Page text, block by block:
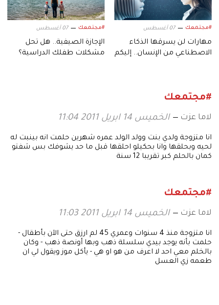
#مجتمعك 07 أغسطس
مهارات لن يسرقها الذكاء
الاصطناعي من الإنسان.. إليكم
#مجتمعك 07 أغسطس
الإجازة الصيفية.. هل تحل
مشكلات طفلك الدراسية؟
#مجتمعك
لاما عزت الخميس 14 ابريل 2011 11:04
انا متزوجة ولدي بنت وولد الولد عمره شهرين حلمت انه بينبت له
لحيه وبحلقها وانا بحكيلو احلقها قبل ما حد يشوفك بس شفتو
كمان بالحلم كبر تقريبا 12 سنة
#مجتمعك
لاما عزت الخميس 14 ابريل 2011 11:03
انا متزوجة منذ 4 سنوات وعمري 45 لم ارزق حتى الآن بأطقال -
حلمت بأنه يوجد بيدي سلسلة ذهب وبها أونصة ذهب - وكان
بالخلم معي احد لا اعرف من هو او هي - يأكل موز ويقول لي ان
طعمه زي العسل